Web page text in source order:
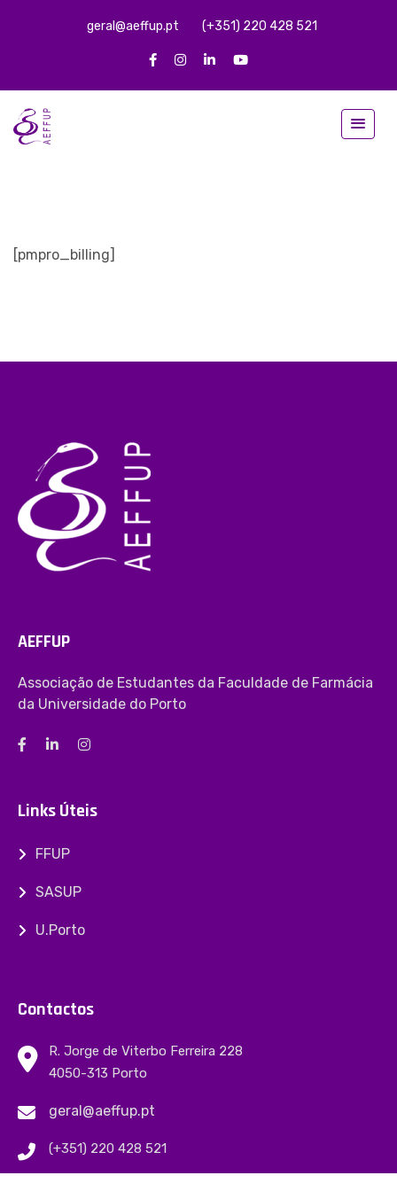
geral@aeffup.pt (+351) 220 428 521
[pmpro_billing]
AEFFUP
Associação de Estudantes da Faculdade de Farmácia
da Universidade do Porto
Links Úteis
FFUP
SASUP
U.Porto
Contactos
R. Jorge de Viterbo Ferreira 228
4050-313 Porto
geral@aeffup.pt
(+351) 220 428 521